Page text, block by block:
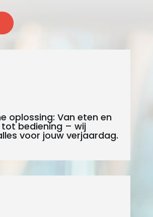
oplossing: Van eten en
bediening – wij
voor jouw verjaardag.